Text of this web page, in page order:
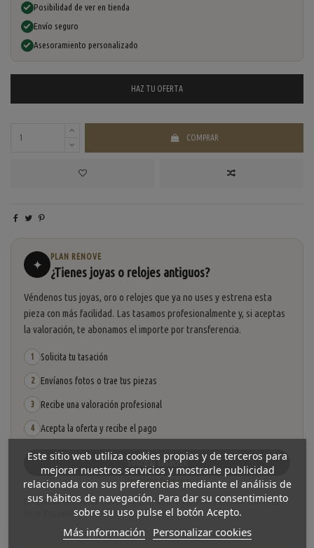
Posibilidad de ver en tienda
Envío seguro
Asesoramiento personalizado
HAZ TU OFERTA
COMPRAR
✦
PLAN RENOVE
¿Tienes joyas o relojes antiguos?
Véndenos tus joyas, oro o relojes que ya no uses y estrena esta
pieza con más facilidad. Las tasamos profesionalmente y, si aceptas
la valoración, te abonamos el importe por transferencia.
1 Solicita tu tasación
2 Envíanos fotos o trae tus piezas
3 Recibe una valoración profesional
4 Acepta la oferta y recibe el pago
Solicitar tasación
Ver cómo funciona
La tasación está sujeta a revisión y aceptación tras recibir y verificar las piezas.
No se descuenta automáticamente del carrito.
Este sitio web utiliza cookies propias y de terceros para
mejorar nuestros servicios y mostrarle publicidad
relacionada con sus preferencias mediante el análisis de
sus hábitos de navegación. Para dar su consentimiento
sobre su uso pulse el botón Acepto.
Más información Personalizar cookies